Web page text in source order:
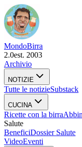
MondoBirra
2.0est. 2003
Archivio
NOTIZIE
Tutte le notizieSubstack
CUCINA
Ricette con la birra
Salute
BeneficiDossier Salute
VideoEventi